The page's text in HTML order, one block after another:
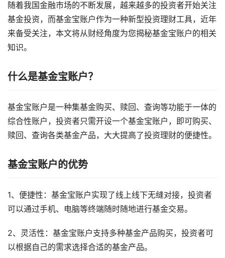
随着我国金融市场的不断发展，越来越多的投资者开始关注
基金投资，而基金宝账户作为一种新型投资理财工具，近年
来备受关注，本文将从财经角度为您揭秘基金宝账户的相关
知识。
什么是基金宝账户？
基金宝账户是一种集基金购买、赎回、查询等功能于一体的
综合性账户，投资者只需开设一个基金宝账户，即可购买、
赎回、查询各类基金产品，大大提高了投资理财的便捷性。
基金宝账户的优势
1、便捷性：基金宝账户实现了线上线下无缝对接，投资者
可以通过手机、电脑等终端随时随地进行基金交易。
2、灵活性：基金宝账户支持多种基金产品购买，投资者可
以根据自己的需求选择合适的基金产品。